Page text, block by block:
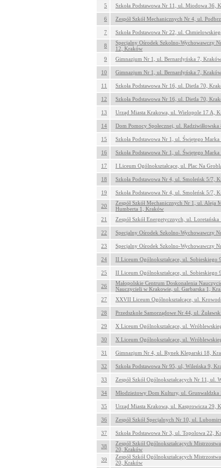
5 Szkoła Podstawowa Nr 11, ul. Miodowa 36,
6 Zespół Szkół Mechanicznych Nr 4, ul.
7 Szkoła Podstawowa Nr 22, ul.
8
Specjalny Ośrodek Szkolno-Wychowawczy
12, Kraków
9
Gimnazjum Nr 1, ul. Bernardyńska 7, Kraków
10 Gimnazjum Nr 1, ul. Bernardyńska 7, Kraków
11 Szkoła Podstawowa Nr 16, ul. Dietla 70,
12 Szkoła Podstawowa Nr 16, ul. Dietla 70,
13 Urząd Miasta Krakowa, ul. Wielopole 17 A,
14 Dom Pomocy Społecznej, ul.
15 Szkoła Podstawowa Nr 1, ul. Świętego
16 Szkoła Podstawowa Nr 1, ul. Świętego
17 I Liceum Ogólnokształcące, ul. Plac Na
18 Szkoła Podstawowa Nr 4, ul. Smoleńsk 5/7,
19 Szkoła Podstawowa Nr 4, ul. Smoleńsk 5/7,
20
Zespół Szkół Mechanicznych Nr 1, ul. Aleja
Humberta 1, Kraków
21
Zespół Szkół Energetycznych, ul.
22 Specjalny Ośrodek Szkolno-Wychowawczy
23 Specjalny Ośrodek Szkolno-Wychowawczy
24 II Liceum Ogólnokształcące, ul. Sobieskiego
25 II Liceum Ogólnokształcące, ul. Sobieskiego
26
Małopolskie Centrum Doskonalenia
Nauczycieli w Krakowie, ul. Garbarska 1,
27
XXVII Liceum Ogólnokształcące, ul.
28 Przedszkole Samorządowe Nr 44, ul.
29 X Liceum Ogólnokształcące, ul.
30 X Liceum Ogólnokształcące, ul.
31 Gimnazjum Nr 4, ul. Rynek Kleparski 18,
32 Szkoła Podstawowa Nr 95, ul, Wileńska 9,
33 Zespół Szkół Ogólnokształcących Nr 11,
34 Młodzieżowy Dom Kultury, ul. Grunwaldzka
35 Urząd Miasta Krakowa, ul. Kasprowicza 29,
36 Zespół Szkół Specjalnych Nr 10, ul.
37 Szkoła Podstawowa Nr 3, ul. Topolowa 22,
38
Zespół Szkół Ogólnokształcących
20, Kraków
39
Zespół Szkół Ogólnokształcących
20, Kraków